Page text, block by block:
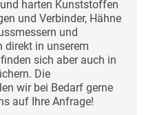
harten Kunststoffen
und Verbinder, Hähne
und
direkt in unserem
sich aber auch in
Die
wir bei Bedarf gerne
auf Ihre Anfrage!